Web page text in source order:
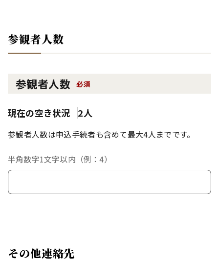
参観者人数
参観者人数 必須
現在の空き状況 2人
参観者人数は申込手続者も含めて最大4人までです。
半角数字1文字以内（例：4）
その他連絡先